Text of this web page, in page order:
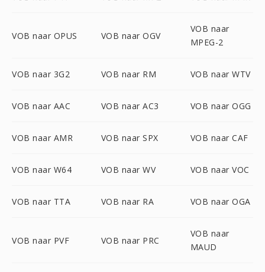
VOB naar OPUS VOB naar OGV
VOB naar
MPEG-2
VOB naar 3G2 VOB naar RM VOB naar WTV
VOB naar AAC VOB naar AC3 VOB naar OGG
VOB naar AMR VOB naar SPX VOB naar CAF
VOB naar W64 VOB naar WV VOB naar VOC
VOB naar TTA VOB naar RA VOB naar OGA
VOB naar PVF VOB naar PRC
VOB naar
MAUD